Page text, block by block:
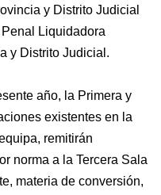
y Distrito Judicial
Liquidadora
y Distrito Judicial.
año, la Primera y
existentes en la
remitirán
norma a la Tercera Sala
materia de conversión,